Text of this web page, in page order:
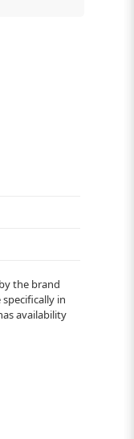
the brand
in
availability